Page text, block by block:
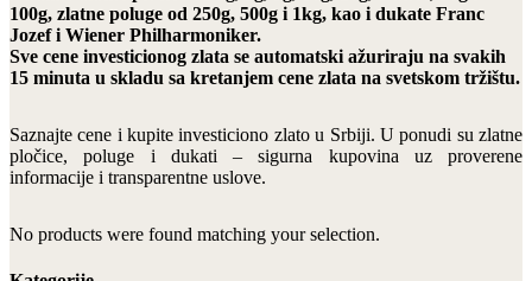
100g, zlatne poluge od 250g, 500g i 1kg, kao i dukate Franc
Jozef i Wiener Philharmoniker.
Sve cene investicionog zlata se automatski ažuriraju na svakih
15 minuta u skladu sa kretanjem cene zlata na svetskom tržištu.
Saznajte cene i kupite investiciono zlato u Srbiji. U ponudi su zlatne
pločice, poluge i dukati – sigurna kupovina uz proverene
informacije i transparentne uslove.
No products were found matching your selection.